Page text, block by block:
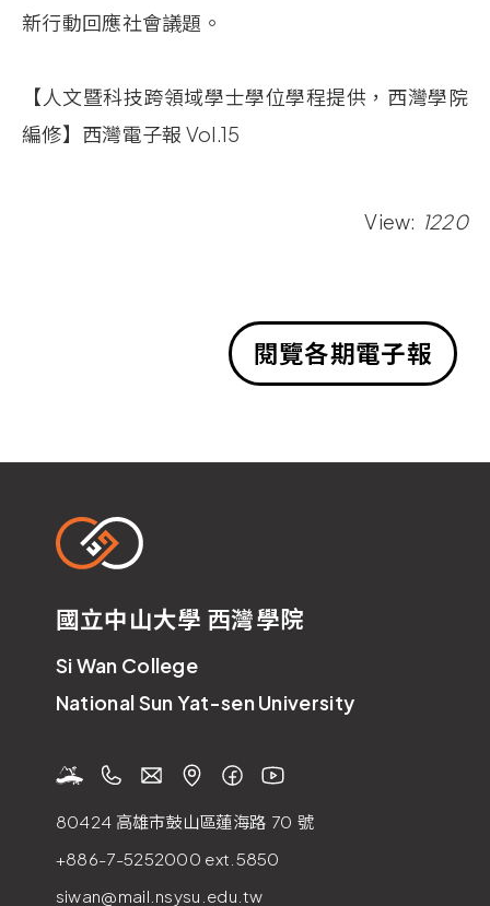
新行動回應社會議題。
【人文暨科技跨領域學士學位學程提供，西灣學院
編修】西灣電子報 Vol.15
View: 1220
閱覽各期電子報
國立中山大學 西灣學院
Si Wan College
National Sun Yat-sen University
80424 高雄市鼓山區蓮海路 70 號
+886-7-5252000 ext.5850
siwan@mail.nsysu.edu.tw